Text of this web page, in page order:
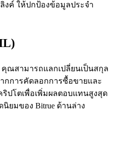
งค์ ให้ปกป้องข้อมูลประจำ
คุณสามารถแลกเปลี่ยนเป็นสกุล
กการคัดลอกการซื้อขายและ
ปโตเพื่อเพิ่มผลตอบแทนสูงสุด
ยมของ Bitrue ด้านล่าง